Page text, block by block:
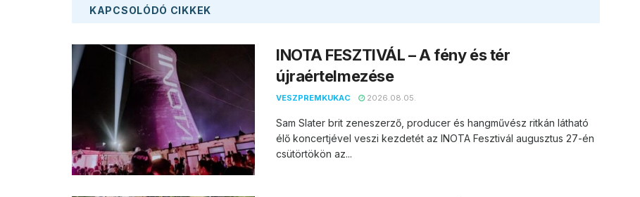
KAPCSOLÓDÓ CIKKEK
INOTA FESZTIVÁL – A fény és tér
újraértelmezése
VESZPREMKUKAC 2026.08.05.
Sam Slater brit zeneszerző, producer és hangművész ritkán látható
élő koncertjével veszi kezdetét az INOTA Fesztivál augusztus 27-én
csütörtökön az...